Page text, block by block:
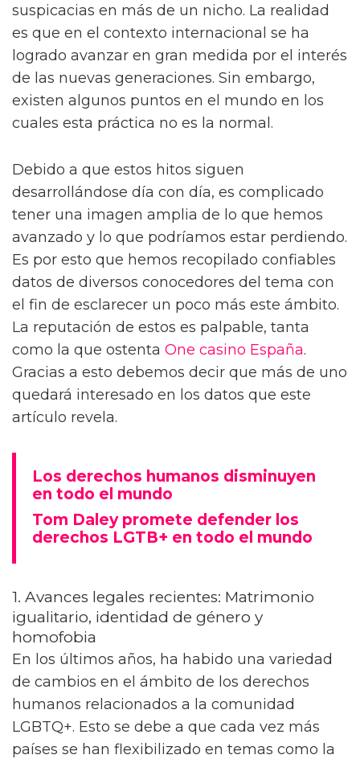
suspicacias en más de un nicho. La realidad
es que en el contexto internacional se ha
logrado avanzar en gran medida por el interés
de las nuevas generaciones. Sin embargo,
existen algunos puntos en el mundo en los
cuales esta práctica no es la normal.
Debido a que estos hitos siguen
desarrollándose día con día, es complicado
tener una imagen amplia de lo que hemos
avanzado y lo que podríamos estar perdiendo.
Es por esto que hemos recopilado confiables
datos de diversos conocedores del tema con
el fin de esclarecer un poco más este ámbito.
La reputación de estos es palpable, tanta
como la que ostenta One casino España.
Gracias a esto debemos decir que más de uno
quedará interesado en los datos que este
artículo revela.
Los derechos humanos disminuyen
en todo el mundo
Tom Daley promete defender los
derechos LGTB+ en todo el mundo
1. Avances legales recientes: Matrimonio
igualitario, identidad de género y
homofobia
En los últimos años, ha habido una variedad
de cambios en el ámbito de los derechos
humanos relacionados a la comunidad
LGBTQ+. Esto se debe a que cada vez más
países se han flexibilizado en temas como la